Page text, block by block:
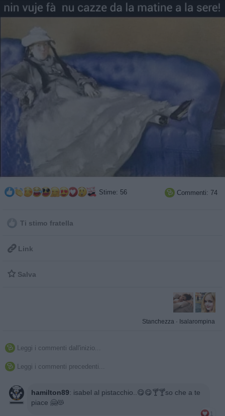
Post di ieri in ordine casuale
Zero chiacchiere
Post ufficiali di Facciabuco
Stime: 56  Commenti: 74
Ti stimo fratella
 Link
 Salva
Stanchezza · Isalarompina
 Leggi i commenti dall'inizio...
 Leggi i commenti precedenti...
hamilton89: isabel al pistacchio..😋😋🍸🍸so che a te
piace 🤗😻
1